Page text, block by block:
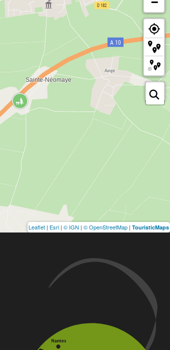
Leaflet | Esri | © IGN | © OpenStreetMap | TouristicMaps